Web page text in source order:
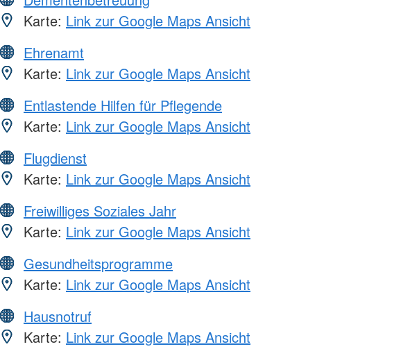
Karte: Link zur Google Maps Ansicht
Ehrenamt
Karte: Link zur Google Maps Ansicht
Entlastende Hilfen für Pflegende
Karte: Link zur Google Maps Ansicht
Flugdienst
Karte: Link zur Google Maps Ansicht
Freiwilliges Soziales Jahr
Karte: Link zur Google Maps Ansicht
Gesundheitsprogramme
Karte: Link zur Google Maps Ansicht
Hausnotruf
Karte: Link zur Google Maps Ansicht